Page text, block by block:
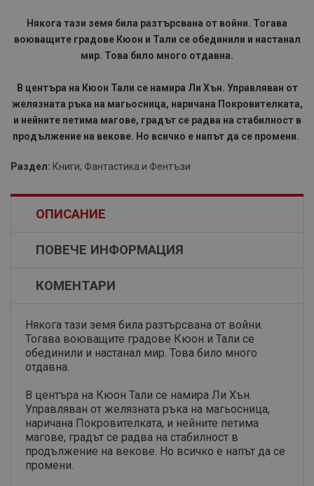
Някога тази земя била разтърсвана от войни. Тогава
воюващите градове Кюон и Тали се обединили и настанал
мир. Това било много отдавна.
В центъра на Кюон Тали се намира Ли Хън. Управляван от
желязната ръка на магьосница, наричана Покровителката,
и нейните петима магове, градът се радва на стабилност в
продължение на векове. Но всичко е напът да се промени.
Раздел: Книги, Фантастика и Фентъзи
ОПИСАНИЕ
ПОВЕЧЕ ИНФОРМАЦИЯ
КОМЕНТАРИ
Някога тази земя била разтърсвана от войни.
Тогава воюващите градове Кюон и Тали се
обединили и настанал мир. Това било много
отдавна.
В центъра на Кюон Тали се намира Ли Хън.
Управляван от желязната ръка на магьосница,
наричана Покровителката, и нейните петима
магове, градът се радва на стабилност в
продължение на векове. Но всичко е напът да се
промени.